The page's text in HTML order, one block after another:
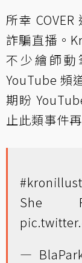
所幸
詐騙直播。
不少繪師
YouTube 頻
期盼
止此類事件
#kronillust
She
—